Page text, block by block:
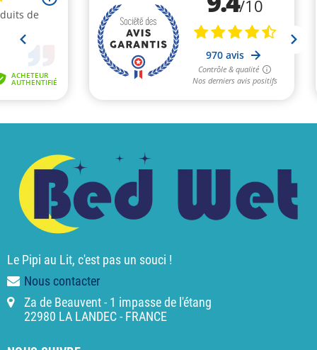
Le Pipi au Lit, c'est pas un souci !
Nous contacter
Za de Beauvent - 1 impasse de l'étang
22980 LA LANDEC - FRANCE